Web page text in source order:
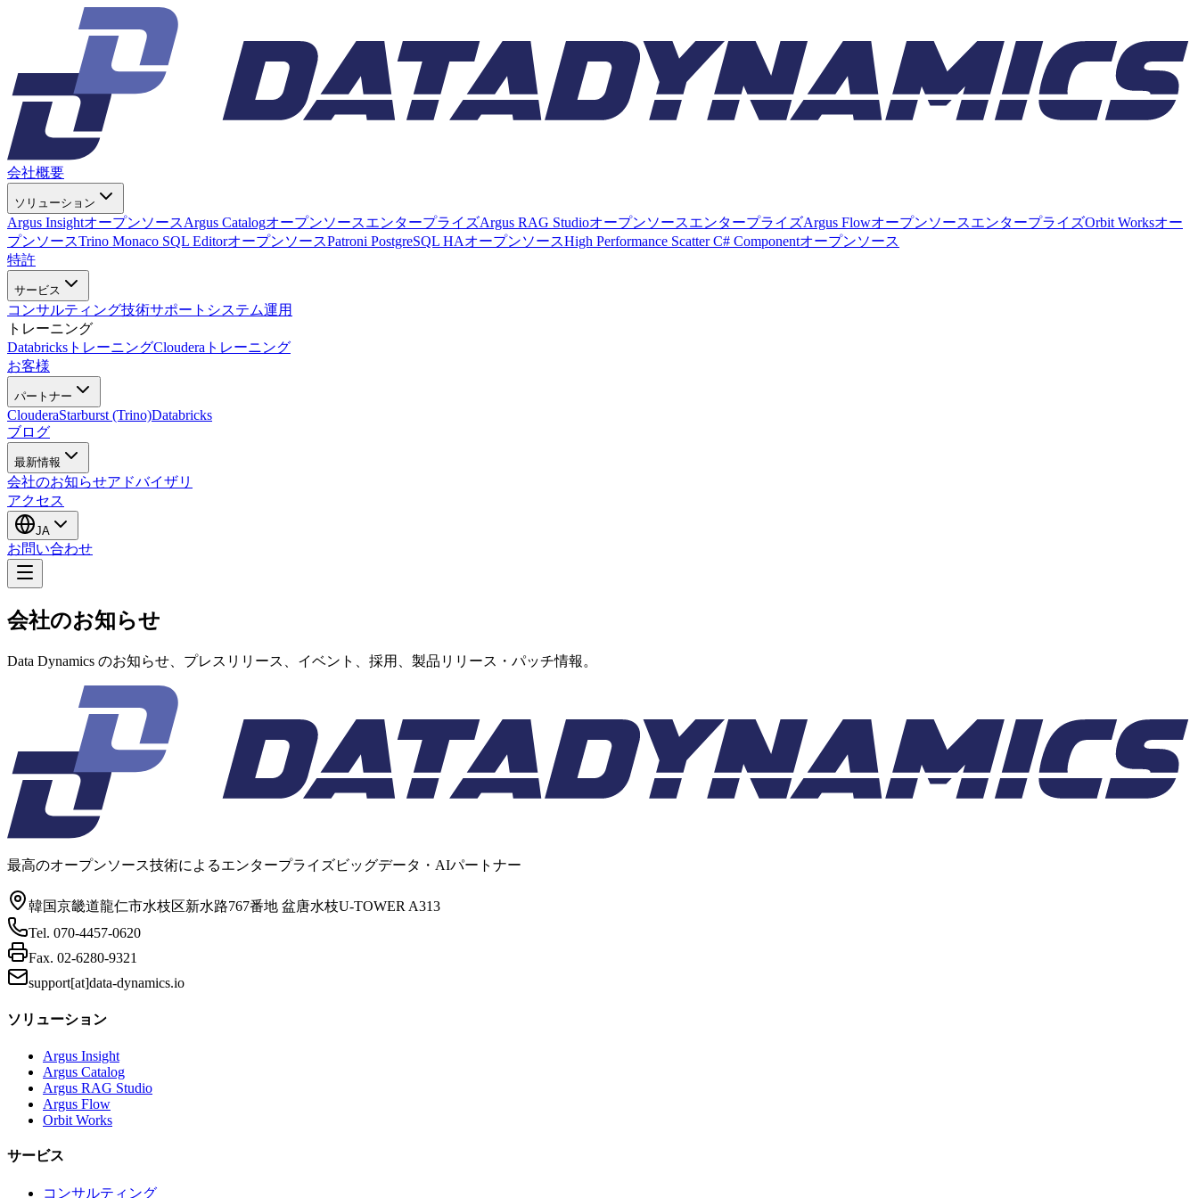
会社概要
ソリューション
Argus InsightオープンソースArgus CatalogオープンソースエンタープライズArgus RAG StudioオープンソースエンタープライズArgus FlowオープンソースエンタープライズOrbit Worksオー
プンソースTrino Monaco SQL EditorオープンソースPatroni PostgreSQL HAオープンソースHigh Performance Scatter C# Componentオープンソース
特許
サービス
コンサルティング技術サポート システム運用
トレーニング
DatabricksトレーニングClouderaトレーニング
お客様
パートナー
ClouderaStarburst (Trino)Databricks
ブログ
最新情報
会社のお知らせアドバイザリ
アクセス
JA
お問い合わせ
会社のお知らせ
Data Dynamics のお知らせ、プレスリリース、イベント、採用、製品リリース・パッチ情報。
最高のオープンソース技術によるエンタープライズビッグデータ・AIパートナー
韓国京畿道龍仁市水枝区新水路767番地 盆唐水枝U-TOWER A313
Tel. 070-4457-0620
Fax. 02-6280-9321
support[at]data-dynamics.io
ソリューション
Argus Insight
Argus Catalog
Argus RAG Studio
Argus Flow
Orbit Works
サービス
コンサルティング